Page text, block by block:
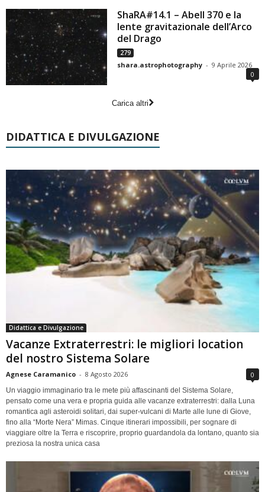
ShaRA#14.1 – Abell 370 e la
lente gravitazionale dell’Arco
del Drago
279
shara.astrophotography - 9 Aprile 2026
0
Carica altri
DIDATTICA E DIVULGAZIONE
Didattica e Divulgazione
Vacanze Extraterrestri: le migliori location
del nostro Sistema Solare
Agnese Caramanico - 8 Agosto 2026 0
Un viaggio immaginario tra le mete più affascinanti del Sistema Solare,
pensato come una vera e propria guida alle vacanze extraterrestri: dalla Luna
romantica agli asteroidi solitari, dai super-vulcani di Marte alle lune di Giove,
fino alla “Morte Nera” Mimas. Cinque itinerari impossibili, per sognare di
viaggiare oltre la Terra e riscoprire, proprio guardandola da lontano, quanto sia
preziosa la nostra unica casa